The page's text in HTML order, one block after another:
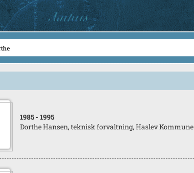
1985 - 1995
Dorthe Hansen, teknisk forvaltning, Haslev Kommune